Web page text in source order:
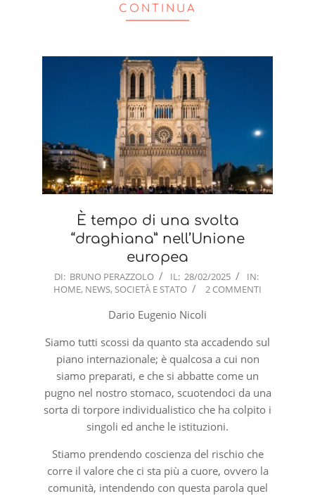
CONTINUA
È tempo di una svolta
“draghiana” nell’Unione
europea
2025-
02-
DI: BRUNO PERAZZOLO IL: 28/02/2025
IN:
HOME, NEWS, SOCIETÀ E STATO 2 COMMENTI
Dario Eugenio Nicoli
Siamo tutti scossi da quanto sta accadendo sul
piano internazionale; è qualcosa a cui non
siamo preparati, e che si abbatte come un
pugno nel nostro stomaco, scuotendoci da una
sorta di torpore individualistico che ha colpito i
singoli ed anche le istituzioni.
Stiamo prendendo coscienza del rischio che
corre il valore che ci sta più a cuore, ovvero la
comunità, intendendo con questa parola quel